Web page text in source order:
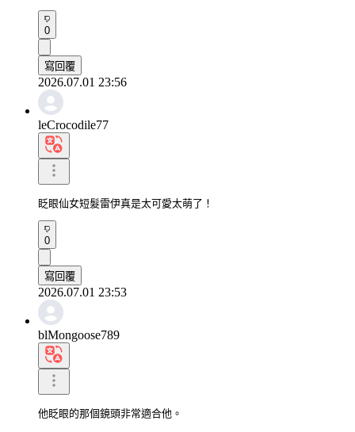
0
寫回覆
2026.07.01 23:56
leCrocodile77
眨眼仙女短髮雷伊真是太可愛太萌了！
0
寫回覆
2026.07.01 23:53
blMongoose789
他眨眼的那個鏡頭非常適合他。